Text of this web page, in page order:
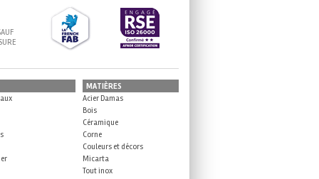
MATIÈRES
Acier Damas
Bois
Céramique
Corne
Couleurs et décors
Micarta
Tout inox